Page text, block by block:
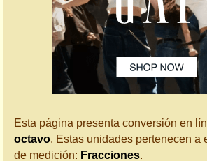
Esta página presenta conversión en
octavo. Estas unidades pertenecen a
de medición: Fracciones.